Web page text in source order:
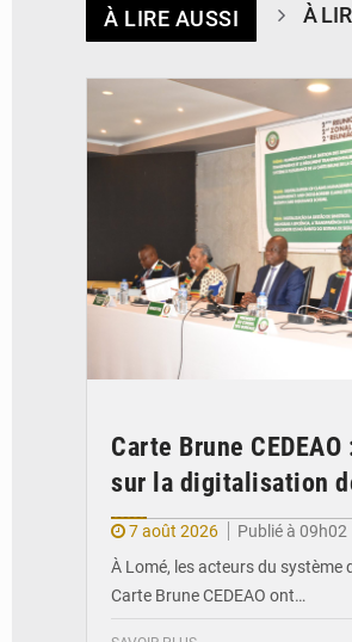
À LIRE AUSSI À
Carte Brune
sur la digitalisation
7 août 2026
Publié à 09h02
À Lomé, les acteurs du système
Carte Brune CEDEAO ont…